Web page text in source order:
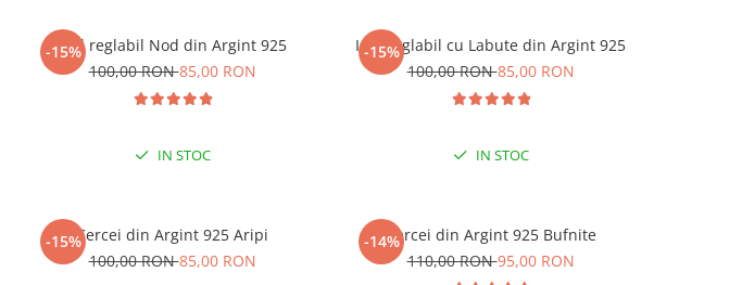
-15%
Inel reglabil Nod din Argint 925
100,00 RON85,00 RON
IN STOC
-15%
Inel reglabil cu Labute din Argint 925
100,00 RON85,00 RON
IN STOC
-15%Cercei din Argint 925 Aripi
100,00 RON85,00 RON
-14%Cercei din Argint 925 Bufnite
110,00 RON95,00 RON